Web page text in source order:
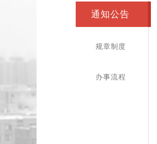
通知公告
规章制度
办事流程